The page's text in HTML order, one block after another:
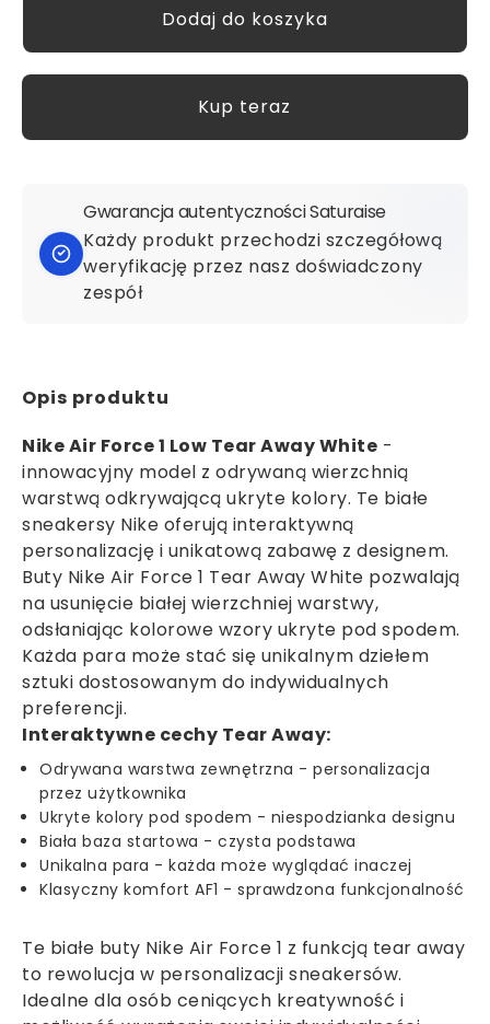
Kup teraz
Gwarancja autentyczności Saturaise
Każdy produkt przechodzi szczegółową
weryfikację przez nasz doświadczony
zespół
Opis produktu
Nike Air Force 1 Low Tear Away White -
innowacyjny model z odrywaną wierzchnią
warstwą odkrywającą ukryte kolory. Te białe
sneakersy Nike oferują interaktywną
personalizację i unikatową zabawę z designem.
Buty Nike Air Force 1 Tear Away White pozwalają
na usunięcie białej wierzchniej warstwy,
odsłaniając kolorowe wzory ukryte pod spodem.
Każda para może stać się unikalnym dziełem
sztuki dostosowanym do indywidualnych
preferencji.
Interaktywne cechy Tear Away:
Odrywana warstwa zewnętrzna - personalizacja
przez użytkownika
Ukryte kolory pod spodem - niespodzianka designu
Biała baza startowa - czysta podstawa
Unikalna para - każda może wyglądać inaczej
Klasyczny komfort AF1 - sprawdzona funkcjonalność
Te białe buty Nike Air Force 1 z funkcją tear away
to rewolucja w personalizacji sneakersów.
Idealne dla osób ceniących kreatywność i